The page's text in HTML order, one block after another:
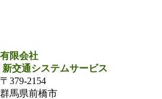
有限会社
新交通システムサービス
〒379-2154
群馬県前橋市